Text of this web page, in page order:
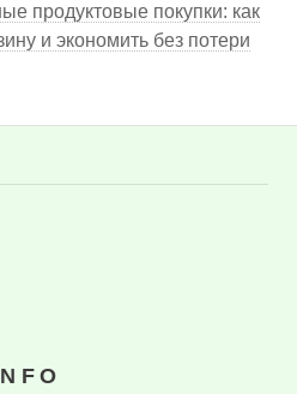
продуктовые покупки: как
и экономить без потери